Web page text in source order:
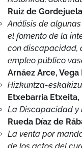
con discapacidad,
empleo público
Arnáez Arce, Vega
Hizkuntza-
Etxebarria Etxeita,
La Discapacidad y
Rueda Díaz de
La venta por
de los actos del
Gimeno Gómez-